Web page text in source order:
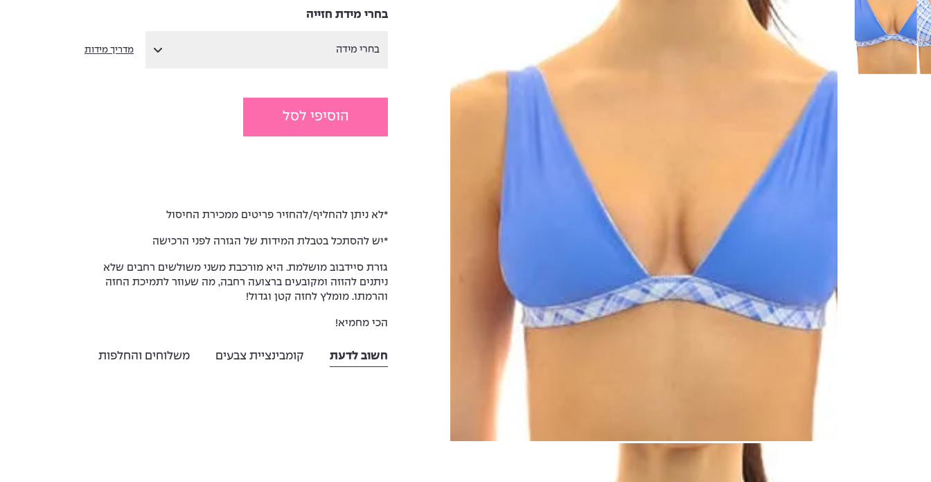
בחרי מידת חזייה
מדריך מידות בחרי מידה
*לא ניתן להחליף/להחזיר פריטים ממכירת החיסול
*יש להסתכל בטבלת המידות של הגזרה לפני הרכישה
גזרת סיידבוב מושלמת. היא מורכבת משני משולשים רחבים שלא
ניתנים להזזה ומקובעים ברצועה רחבה, מה שעוזר לתמיכת החזה
והרמתו. מומלץ לחזה קטן וגדול!
הכי מחמיא!
הוסיפי לסל
חשוב לדעת קומבינציית צבעים משלוחים והחלפות